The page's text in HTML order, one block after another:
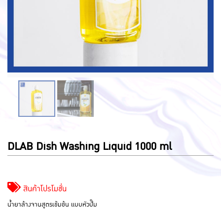
DLAB Dish Washing Liquid 1000 ml
สินค้าโปรโมชั่น
น้ำยาล้างจานสูตรเข้มข้น แบบหัวปั๊ม